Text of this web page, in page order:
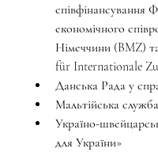
співфінансування
економічного
Німеччини (BMZ)
für Internationale
Данська Рада у
Мальтійська
Україно-
для України»